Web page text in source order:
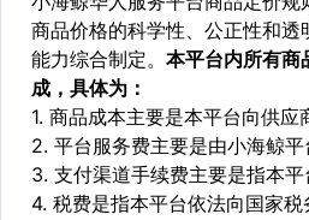
商品价格的科学性、公正性和
能力综合制定。 本平台内所有商
成，具体为：
1. 商品成本主要是本平台向供应
2. 平台服务费主要是由小海鲸
3. 支付渠道手续费主要是指本
4. 税费是指本平台依法向国家税